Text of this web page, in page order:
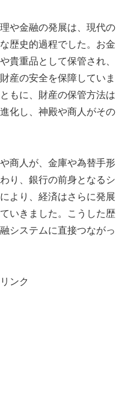
や金融の発展は、現代の
歴史的過程でした。お金
貴重品として保管され、
産の安全を保障していま
もに、財産の保管方法は
化し、神殿や商人がその
商人が、金庫や為替手形
り、銀行の前身となるシ
より、経済はさらに発展
いきました。こうした歴
システムに直接つながっ
ンク